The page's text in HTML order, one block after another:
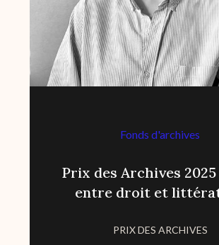
Fonds d'archives
Prix des Archives 2025
entre droit et
PRIX DES ARCHIVES